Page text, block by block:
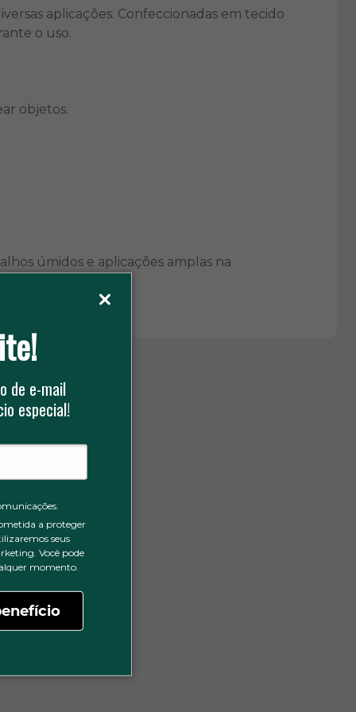
de e-mail
especial!
a proteger
seus
Você pode
momento.
aplicações. Confeccionadas em tecido
o uso.
objetos.
úmidos e aplicações amplas na